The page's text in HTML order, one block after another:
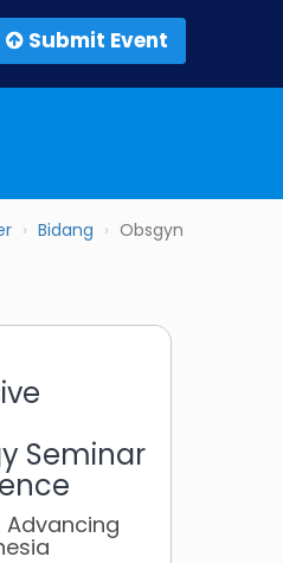
Submit Event
Bidang Obsgyn
Seminar
Advancing